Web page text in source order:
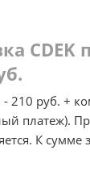
- 210 руб. +
платеж).
К сумме